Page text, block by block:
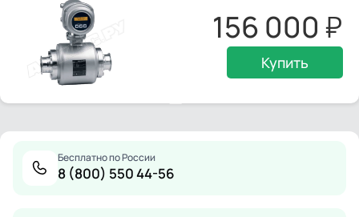
156 000
Купить
Бесплатно по России
8 (800) 550 44-56